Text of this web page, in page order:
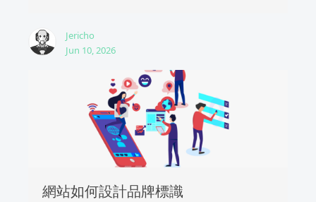
Jericho
Jun 10, 2026
網站如何設計品牌標識